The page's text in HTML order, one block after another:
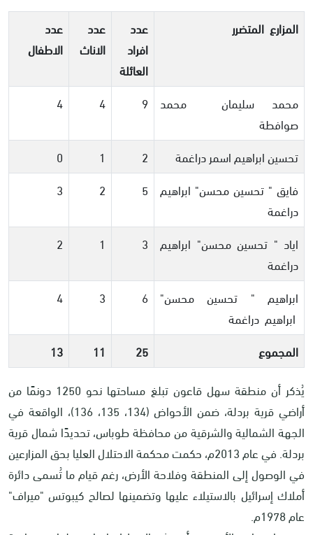
المزارع المتضرر
عدد
افراد
العائلة
عدد
الاناث
عدد
الاطفال
محمد سليمان محمد
صوافطة
9
4
4
تحسين ابراهيم اسمر دراغمة 2
1
0
فايق " تحسين محسن" ابراهيم
دراغمة
5
2
3
اياد " تحسين محسن" ابراهيم
دراغمة
3
1
2
ابراهيم " تحسين محسن"
ابراهيم دراغمة
6
3
4
المجموع 25
11
13
يُذكر أن منطقة سهل قاعون تبلغ مساحتها نحو 1250 دونمًا من
أراضي قرية بردلة، ضمن الأحواض (134، 135، 136)، الواقعة في
الجهة الشمالية والشرقية من محافظة طوباس، تحديدًا شمال قرية
بردلة. في عام 2013م، حكمت محكمة الاحتلال العليا بحق المزارعين
في الوصول إلى المنطقة وفلاحة الأرض، رغم قيام ما تُسمى دائرة
أملاك إسرائيل بالاستيلاء عليها وتضمينها لصالح كيبوتس "ميراف"
عام 1978م
.